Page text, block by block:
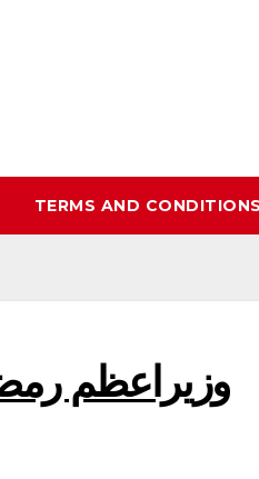
TERMS AND CONDITIONS